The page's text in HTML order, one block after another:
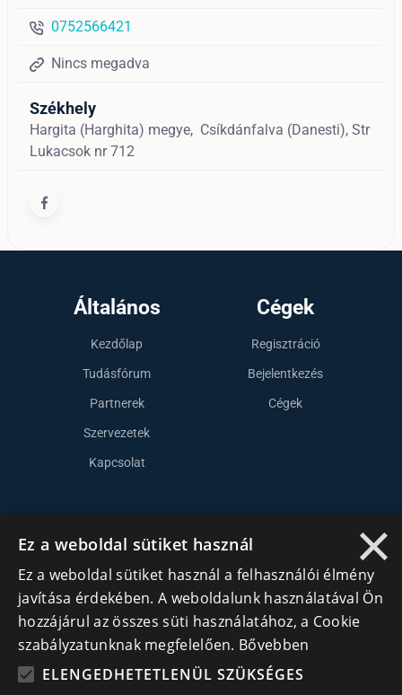
0752566421
Nincs megadva
Székhely
Hargita (Harghita) megye, Csíkdánfalva (Danesti), Str
Lukacsok nr 712
Általános
Kezdőlap
Tudásfórum
Partnerek
Szervezetek
Kapcsolat
Cégek
Regisztráció
Bejelentkezés
Cégek
+40 740 856 970
×
Ez a weboldal sütiket használ
Ez a weboldal sütiket használ a felhasználói élmény
javítása érdekében. A weboldalunk használatával Ön
hozzájárul az összes süti használatához, a Cookie
szabályzatunknak megfelelően. Bővebben
ELENGEDHETETLENÜL SZÜKSÉGES